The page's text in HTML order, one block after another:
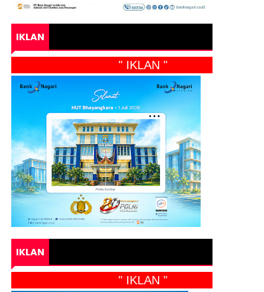
IKLAN
" IKLAN "
IKLAN
" IKLAN "